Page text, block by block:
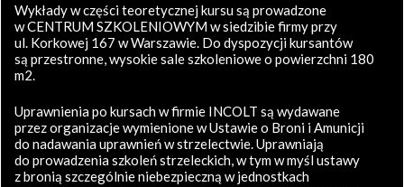
Wykłady w części teoretycznej kursu są prowadzone
w CENTRUM SZKOLENIOWYM w siedzibie firmy przy
ul. Korkowej 167 w Warszawie. Do dyspozycji kursantów
są przestronne, wysokie sale szkoleniowe o powierzchni 180
m2.
Uprawnienia po kursach w firmie INCOLT są wydawane
przez organizacje wymienione w Ustawie o Broni i Amunicji
do nadawania uprawnień w strzelectwie. Uprawniają
do prowadzenia szkoleń strzeleckich, w tym w myśl ustawy
z bronią szczególnie niebezpieczną w jednostkach